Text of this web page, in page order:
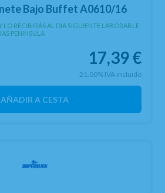
Bajo Buffet A0610/16
LO RECIBIRÁS AL DIA SIGUIENTE LABORABLE
PENINSULA
17,39€
21.00% IVA incluido
AÑADIR A CESTA